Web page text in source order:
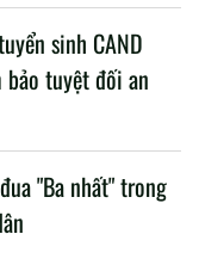
tạo của lực lượng
sinh CAND
tuyệt đối an
"Ba nhất" trong